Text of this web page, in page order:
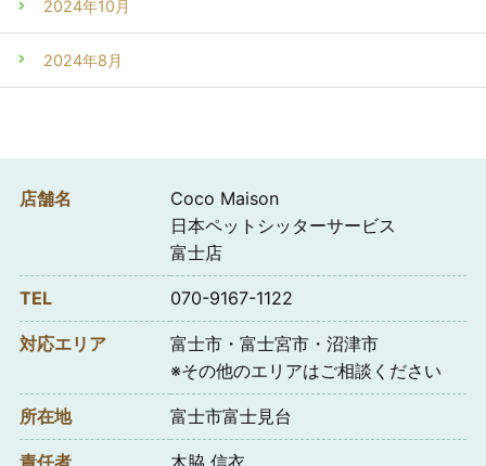
2024年10月
2024年8月
店舗名
Coco Maison
日本ペットシッターサービス
富士店
TEL 070-9167-1122
対応エリア
富士市・富士宮市・沼津市
※その他のエリアはご相談ください
所在地 富士市富士見台